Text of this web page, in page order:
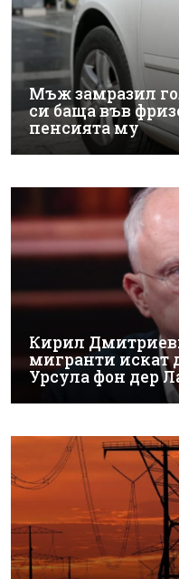
Мъж замразил
си баща във
пенсията му
Кирил
мигранти искат
Урсула фон дер